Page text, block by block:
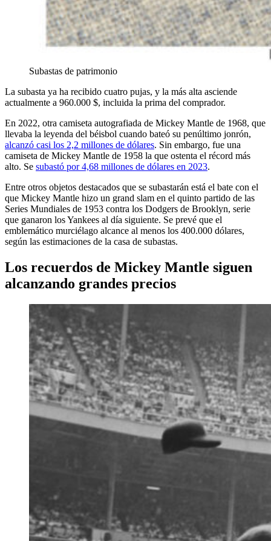
Subastas de patrimonio
La subasta ya ha recibido cuatro pujas, y la más alta asciende
actualmente a 960.000 $, incluida la prima del comprador.
En 2022, otra camiseta autografiada de Mickey Mantle de 1968, que
llevaba la leyenda del béisbol cuando bateó su penúltimo jonrón,
alcanzó casi los 2,2 millones de dólares. Sin embargo, fue una
camiseta de Mickey Mantle de 1958 la que ostenta el récord más
alto. Se subastó por 4,68 millones de dólares en 2023.
Entre otros objetos destacados que se subastarán está el bate con el
que Mickey Mantle hizo un grand slam en el quinto partido de las
Series Mundiales de 1953 contra los Dodgers de Brooklyn, serie
que ganaron los Yankees al día siguiente. Se prevé que el
emblemático murciélago alcance al menos los 400.000 dólares,
según las estimaciones de la casa de subastas.
Los recuerdos de Mickey Mantle siguen
alcanzando grandes precios